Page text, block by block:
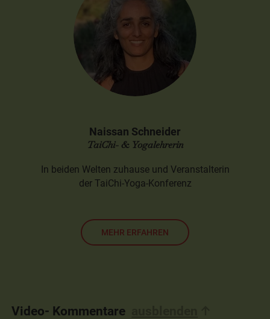
Naissan Schneider
TaiChi- & Yogalehrerin
In beiden Welten zuhause und Veranstalterin
der TaiChi-Yoga-Konferenz
MEHR ERFAHREN
Video- Kommentare